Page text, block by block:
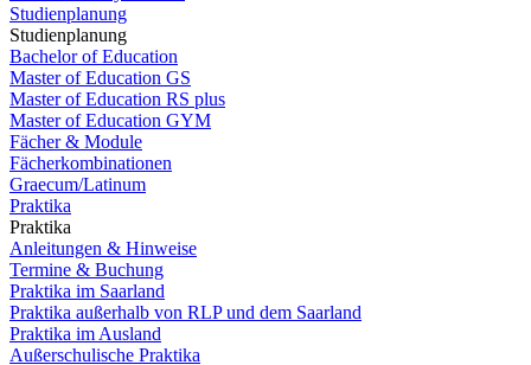
Studienplanung
Studienplanung
Bachelor of Education
Master of Education GS
Master of Education RS plus
Master of Education GYM
Fächer & Module
Fächerkombinationen
Graecum/Latinum
Praktika
Praktika
Anleitungen & Hinweise
Termine & Buchung
Praktika im Saarland
Praktika außerhalb von RLP und dem Saarland
Praktika im Ausland
Außerschulische Praktika